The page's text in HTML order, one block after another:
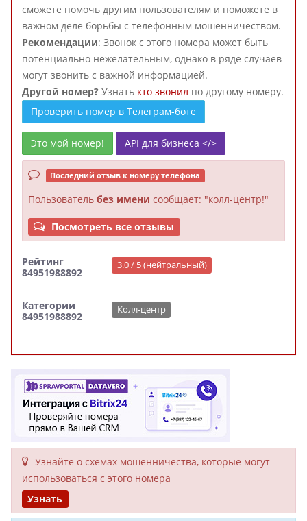
сможете помочь другим пользователям и поможете в
важном деле борьбы с телефонным мошенничеством.
Рекомендации: Звонок с этого номера может быть
потенциально нежелательным, однако в ряде случаев
могут звонить с важной информацией.
Другой номер? Узнать кто звонил по другому номеру.
Проверить номер в Телеграм-боте
Это мой номер! API для бизнеса </>
Последний отзыв к номеру телефона
Пользователь без имени сообщает: "колл-центр!"
Посмотреть все отзывы
Рейтинг
84951988892
3.0 / 5 (нейтральный)
Категории
84951988892
Колл-центр
Узнайте о схемах мошенни­чества, кото­рые могут
исполь­зоваться с этого номера
Узнать